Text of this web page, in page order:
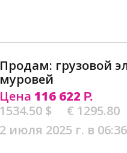
Продам: грузовой
муровей
Цена 116 622 Р.
1534.50 $
€ 1295.80
2 июля 2025 г. в 06:36